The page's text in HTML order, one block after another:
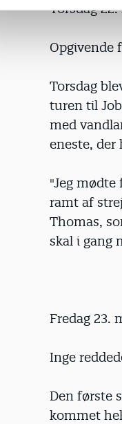
Torsdag
Opgivende
Torsdag
turen til
med
eneste, der
"Jeg
ramt af
Thomas,
skal i gang
Fredag 23.
Inge
Den første
kommet